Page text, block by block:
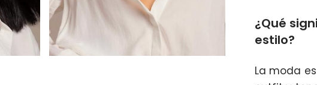
¿Qué
estilo?
La moda